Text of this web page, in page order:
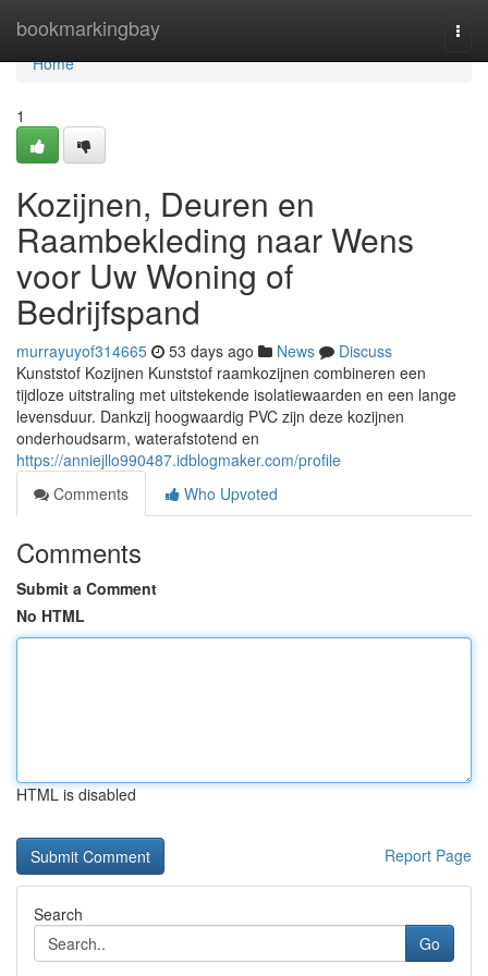
bookmarkingbay
Home
Home
1
Kozijnen, Deuren en
Raambekleding naar Wens
voor Uw Woning of
Bedrijfspand
murrayuyof314665 53 days ago News
Discuss
Kunststof Kozijnen Kunststof raamkozijnen combineren een
tijdloze uitstraling met uitstekende isolatiewaarden en een lange
levensduur. Dankzij hoogwaardig PVC zijn deze kozijnen
onderhoudsarm, waterafstotend en
https://anniejllo990487.idblogmaker.com/profile
Comments
Who Upvoted
Comments
Submit a Comment
No HTML
HTML is disabled
Report Page
Search
Go